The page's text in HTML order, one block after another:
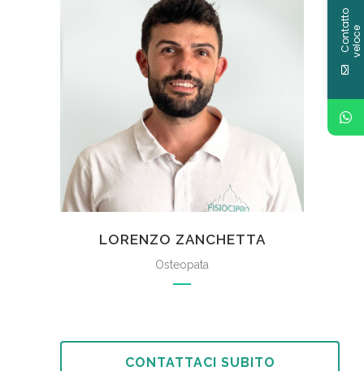
LORENZO ZANCHETTA
Osteopata
CONTATTACI SUBITO
C
o
n
t
a
t
t
o
v
e
l
o
ce